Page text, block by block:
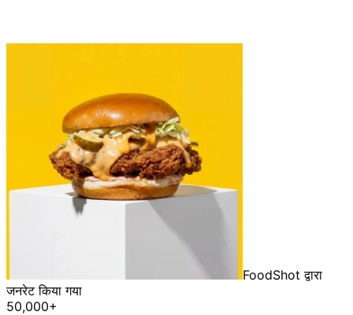
FoodShot द्वारा
जनरेट किया गया
50,000+